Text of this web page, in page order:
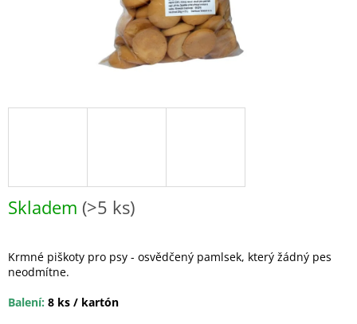
Skladem (>5 ks)
Krmné piškoty pro psy - osvědčený pamlsek, který žádný pes
neodmítne.
Balení: 8 ks / kartón